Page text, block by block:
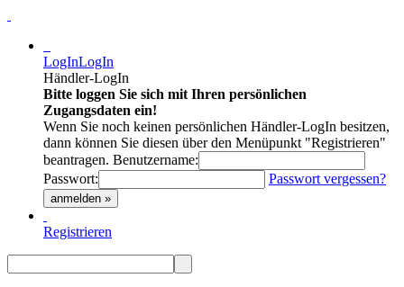
LogInLogIn
Händler-LogIn
Bitte loggen Sie sich mit Ihren persönlichen
Zugangsdaten ein!
Wenn Sie noch keinen persönlichen Händler-LogIn besitzen,
dann können Sie diesen über den Menüpunkt "Registrieren"
beantragen. Benutzername:
Passwort:
Passwort vergessen?
anmelden »
Registrieren